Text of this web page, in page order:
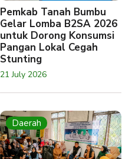
Pemkab Tanah Bumbu
Gelar Lomba B2SA 2026
untuk Dorong Konsumsi
Pangan Lokal Cegah
Stunting
21 July 2026
Daerah